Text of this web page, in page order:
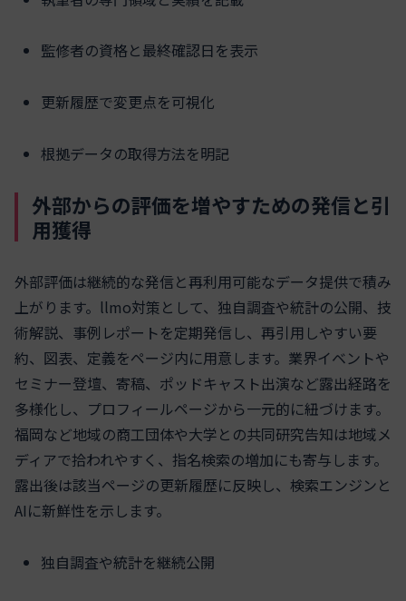
監修者の資格と最終確認日を表示
更新履歴で変更点を可視化
根拠データの取得方法を明記
外部からの評価を増やすための発信と引
用獲得
外部評価は継続的な発信と再利用可能なデータ提供で積み
上がります。llmo対策として、独自調査や統計の公開、技
術解説、事例レポートを定期発信し、再引用しやすい要
約、図表、定義をページ内に用意します。業界イベントや
セミナー登壇、寄稿、ポッドキャスト出演など露出経路を
多様化し、プロフィールページから一元的に紐づけます。
福岡など地域の商工団体や大学との共同研究告知は地域メ
ディアで拾われやすく、指名検索の増加にも寄与します。
露出後は該当ページの更新履歴に反映し、検索エンジンと
AIに新鮮性を示します。
独自調査や統計を継続公開